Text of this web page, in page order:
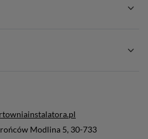
Modlina 5, 30-733